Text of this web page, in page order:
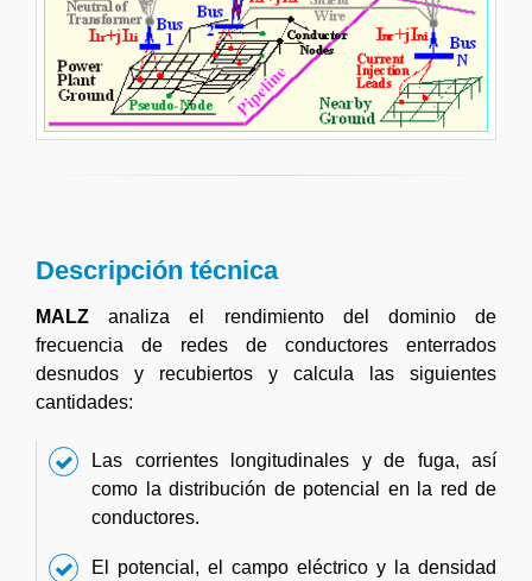
Descripción técnica
MALZanaliza el rendimiento del dominio de
frecuencia de redes de conductores enterrados
desnudos y recubiertos y calcula las siguientes
cantidades:
Las corrientes longitudinales y de fuga, así
como la distribución de potencial en la red de
conductores.
El potencial, el campo eléctrico y la densidad